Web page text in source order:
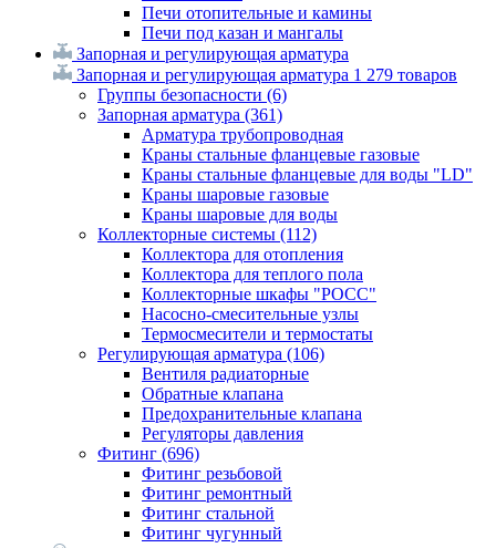
Печи отопительные и камины
Печи под казан и мангалы
Запорная и регулирующая арматура
Запорная и регулирующая арматура 1 279 товаров
Группы безопасности (6)
Запорная арматура (361)
Арматура трубопроводная
Краны стальные фланцевые газовые
Краны стальные фланцевые для воды "LD"
Краны шаровые газовые
Краны шаровые для воды
Коллекторные системы (112)
Коллектора для отопления
Коллектора для теплого пола
Коллекторные шкафы "РОСС"
Насосно-смесительные узлы
Термосмесители и термостаты
Регулирующая арматура (106)
Вентиля радиаторные
Обратные клапана
Предохранительные клапана
Регуляторы давления
Фитинг (696)
Фитинг резьбовой
Фитинг ремонтный
Фитинг стальной
Фитинг чугунный